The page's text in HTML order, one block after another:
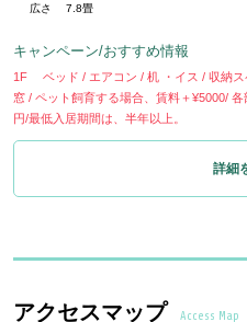
広さ 7.8畳
キャンペーン/おすすめ情報
1F ベッド / エアコン / 机 ・イス / 収納ス
窓 / ペット飼育する場合、賃料＋¥5000/
円/最低入居期間は、半年以上。
詳細
アクセスマップ Access Map